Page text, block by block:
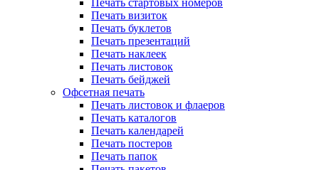
Печать стартовых номеров
Печать визиток
Печать буклетов
Печать презентаций
Печать наклеек
Печать листовок
Печать бейджей
Офсетная печать
Печать листовок и флаеров
Печать каталогов
Печать календарей
Печать постеров
Печать папок